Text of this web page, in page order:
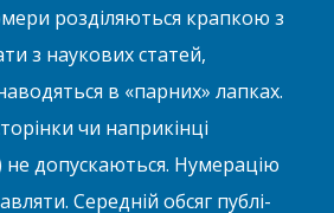
розділяються крапкою з
з наукових ста­тей,
в «парних» лапках.
чи наприкінці
не допускаються. Нумерацію
Середній обсяг публі­